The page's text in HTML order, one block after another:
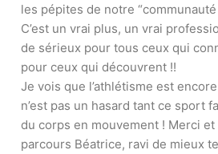
les pépites de notre “communauté
C’est un vrai plus, un vrai
de sérieux pour tous ceux qui
pour ceux qui découvrent !!
Je vois que l’athlétisme est
n’est pas un hasard tant ce sport
du corps en mouvement ! Merci
parcours Béatrice, ravi de mieux